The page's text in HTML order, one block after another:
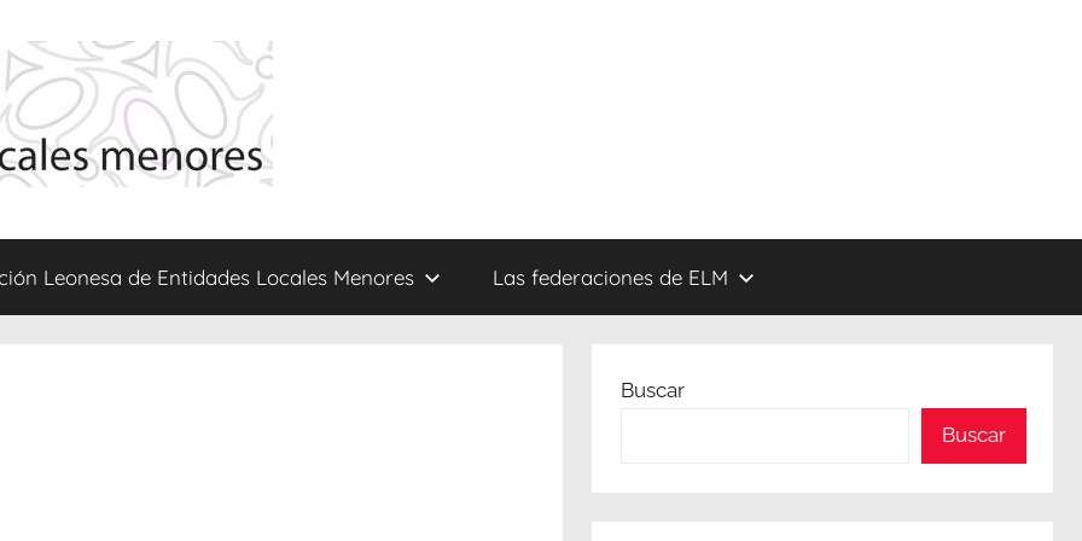
Leonesa de Entidades Locales Menores Las federaciones de ELM
Buscar
Buscar